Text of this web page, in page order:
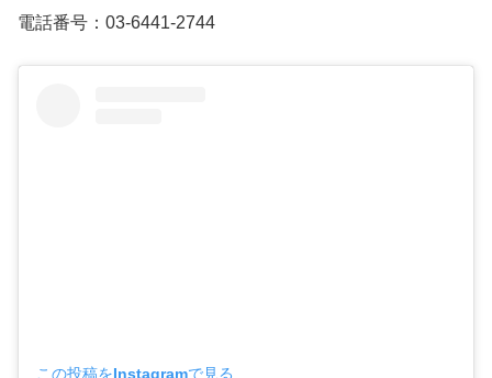
電話番号：03-6441-2744
この投稿をInstagramで見る